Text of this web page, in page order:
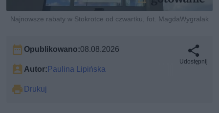
Najnowsze rabaty w Stokrotce od czwartku, fot. MagdaWygralak
Opublikowano:08.08.2026
Autor:Paulina Lipińska
Drukuj
Udostępnij